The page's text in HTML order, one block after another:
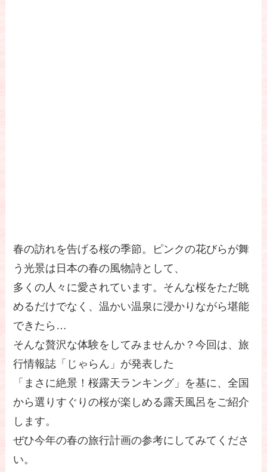
春の訪れを告げる桜の季節。ピンクの花びらが舞
う光景は日本の春の風物詩として、
多くの人々に愛されています。そんな桜をただ眺
めるだけでなく、温かい温泉に浸かりながら堪能
できたら…
そんな贅沢な体験をしてみませんか？今回は、旅
行情報誌「じゃらん」が発表した
「まさに絶景！桜露天ランキング」を基に、全国
から選りすぐりの桜が楽しめる露天風呂をご紹介
します。
ぜひ今年の春の旅行計画の参考にしてみてくださ
い。